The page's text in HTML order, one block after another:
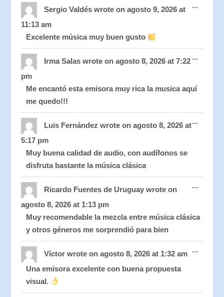
Sergio Valdéswrote on agosto 9, 2026 at
11:13 am
Excelente música muy buen gusto
...this
Irma Salaswrote on agosto 8, 2026 at 7:22
pm
Me encantó esta emisora muy rica la musica aquí
me quedo!!!
...this
Luis Fernándezwrote on agosto 8, 2026 at
5:17 pm
Muy buena calidad de audio, con audífonos se
disfruta bastante la música clásica
...this
Ricardo Fuentes de Uruguaywrote on
agosto 8, 2026 at 1:13 pm
Muy recomendable la mezcla entre música clásica
y otros géneros me sorprendió para bien
...this
Víctorwrote on agosto 8, 2026 at 1:32 am
Una emisora excelente con buena propuesta
visual.
...this